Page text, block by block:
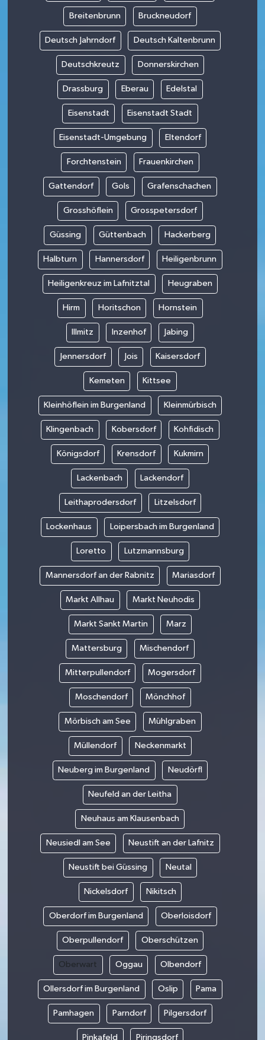
Breitenbrunn Bruckneudorf
Deutsch Jahrndorf Deutsch Kaltenbrunn
Deutschkreutz Donnerskirchen
Drassburg Eberau Edelstal
Eisenstadt Eisenstadt Stadt
Eisenstadt-Umgebung Eltendorf
Forchtenstein Frauenkirchen
Gattendorf Gols Grafenschachen
Grosshöflein Grosspetersdorf
Güssing Güttenbach Hackerberg
Halbturn Hannersdorf Heiligenbrunn
Heiligenkreuz im Lafnitztal Heugraben
Hirm Horitschon Hornstein
Illmitz Inzenhof Jabing
Jennersdorf Jois Kaisersdorf
Kemeten Kittsee
Kleinhöflein im Burgenland Kleinmürbisch
Klingenbach Kobersdorf Kohfidisch
Königsdorf Krensdorf Kukmirn
Lackenbach Lackendorf
Leithaprodersdorf Litzelsdorf
Lockenhaus Loipersbach im Burgenland
Loretto Lutzmannsburg
Mannersdorf an der Rabnitz Mariasdorf
Markt Allhau Markt Neuhodis
Markt Sankt Martin Marz
Mattersburg Mischendorf
Mitterpullendorf Mogersdorf
Moschendorf Mönchhof
Mörbisch am See Mühlgraben
Müllendorf Neckenmarkt
Neuberg im Burgenland Neudörfl
Neufeld an der Leitha
Neuhaus am Klausenbach
Neusiedl am See Neustift an der Lafnitz
Neustift bei Güssing Neutal
Nickelsdorf Nikitsch
Oberdorf im Burgenland Oberloisdorf
Oberpullendorf Oberschützen
Oberwart Oggau Olbendorf
Ollersdorf im Burgenland Oslip Pama
Pamhagen Parndorf Pilgersdorf
Pinkafeld Piringsdorf